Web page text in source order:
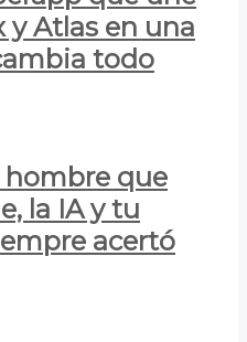
y Atlas en una
todo
hombre que
la IA y tu
acertó